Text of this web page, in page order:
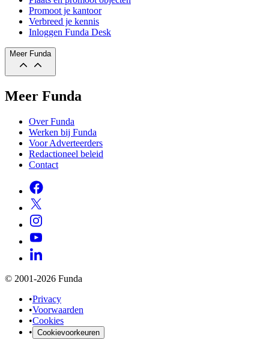
Promoot je kantoor
Verbreed je kennis
Inloggen Funda Desk
Meer Funda
Meer Funda
Over Funda
Werken bij Funda
Voor Adverteerders
Redactioneel beleid
Contact
© 2001-2026 Funda
•Privacy
•Voorwaarden
•Cookies
• Cookievoorkeuren